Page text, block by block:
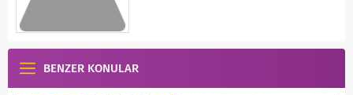
BENZER KONULAR